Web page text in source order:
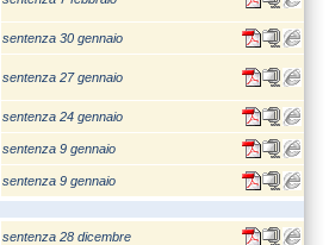
sentenza 30 gennaio
sentenza 27 gennaio
sentenza 24 gennaio
sentenza 9 gennaio
sentenza 9 gennaio
sentenza 28 dicembre